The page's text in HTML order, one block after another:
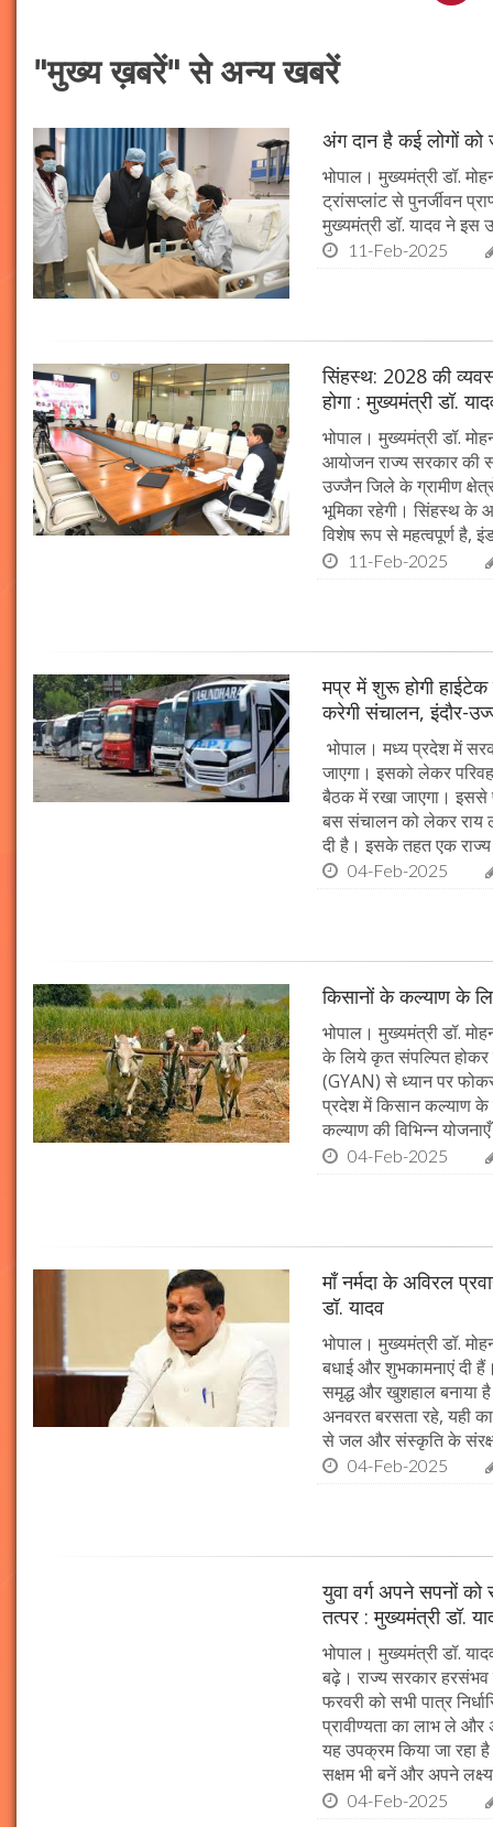
"मुख्य ख़बरें" से अन्य खबरें
अंग दान है कई लोगों को
भोपाल। मुख्यमंत्री डॉ.
ट्रांसप्लांट से पुनर्जीवन
मुख्यमंत्री डॉ. यादव ने इस
11-Feb-2025
सिंहस्थ: 2028 की
होगा : मुख्यमंत्री डॉ.
भोपाल। मुख्यमंत्री डॉ.
आयोजन राज्य सरकार की
उज्जैन जिले के ग्रामीण
भूमिका रहेगी। सिंहस्थ के
विशेष रूप से महत्वपूर्ण है,
11-Feb-2025
मप्र में शुरू होगी
करेगी संचालन, इंदौर-
भोपाल। मध्य प्रदेश में
जाएगा। इसको लेकर
बैठक में रखा जाएगा। इससे
बस संचालन को लेकर राय
दी है। इसके तहत एक
04-Feb-2025
किसानों के कल्याण के
भोपाल। मुख्यमंत्री डॉ.
के लिये कृत संपल्पित होकर
(GYAN) से ध्यान पर
प्रदेश में किसान कल्याण के
कल्याण की विभिन्न
04-Feb-2025
माँ नर्मदा के अविरल
डॉ. यादव
भोपाल। मुख्यमंत्री डॉ.
बधाई और शुभकामनाएं दी
समृद्ध और खुशहाल बनाया
अनवरत बरसता रहे, यही
से जल और संस्कृति के
04-Feb-2025
युवा वर्ग अपने सपनों
तत्पर : मुख्यमंत्री डॉ.
भोपाल। मुख्यमंत्री डॉ.
बढ़े। राज्य सरकार
फरवरी को सभी पात्र
प्रावीण्यता का लाभ ले और
यह उपक्रम किया जा रहा
सक्षम भी बनें और अपने
04-Feb-2025